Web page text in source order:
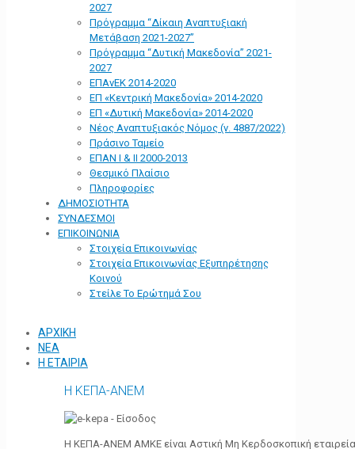
2027
Πρόγραμμα “Δίκαιη Αναπτυξιακή
Μετάβαση 2021-2027”
Πρόγραμμα “Δυτική Μακεδονία” 2021-
2027
ΕΠΑνΕΚ 2014-2020
ΕΠ «Kεντρική Μακεδονία» 2014-2020
ΕΠ «Δυτική Μακεδονία» 2014-2020
Νέος Αναπτυξιακός Νόμος (ν. 4887/2022)
Πράσινο Ταμείο
ΕΠΑΝ Ι & ΙΙ 2000-2013
Θεσμικό Πλαίσιο
Πληροφορίες
ΔΗΜΟΣΙΟΤΗΤΑ
ΣΥΝΔΕΣΜΟΙ
ΕΠΙΚΟΙΝΩΝΙΑ
Στοιχεία Επικοινωνίας
Στοιχεία Επικοινωνίας Εξυπηρέτησης
Κοινού
Στείλε Το Ερώτημά Σου
ΑΡΧΙΚΗ
ΝΕΑ
Η ΕΤΑΙΡΙΑ
Η ΚΕΠΑ-ΑΝΕΜ
Η ΚΕΠΑ-ΑΝΕΜ ΑΜΚΕ είναι Αστική Μη Κερδοσκοπική